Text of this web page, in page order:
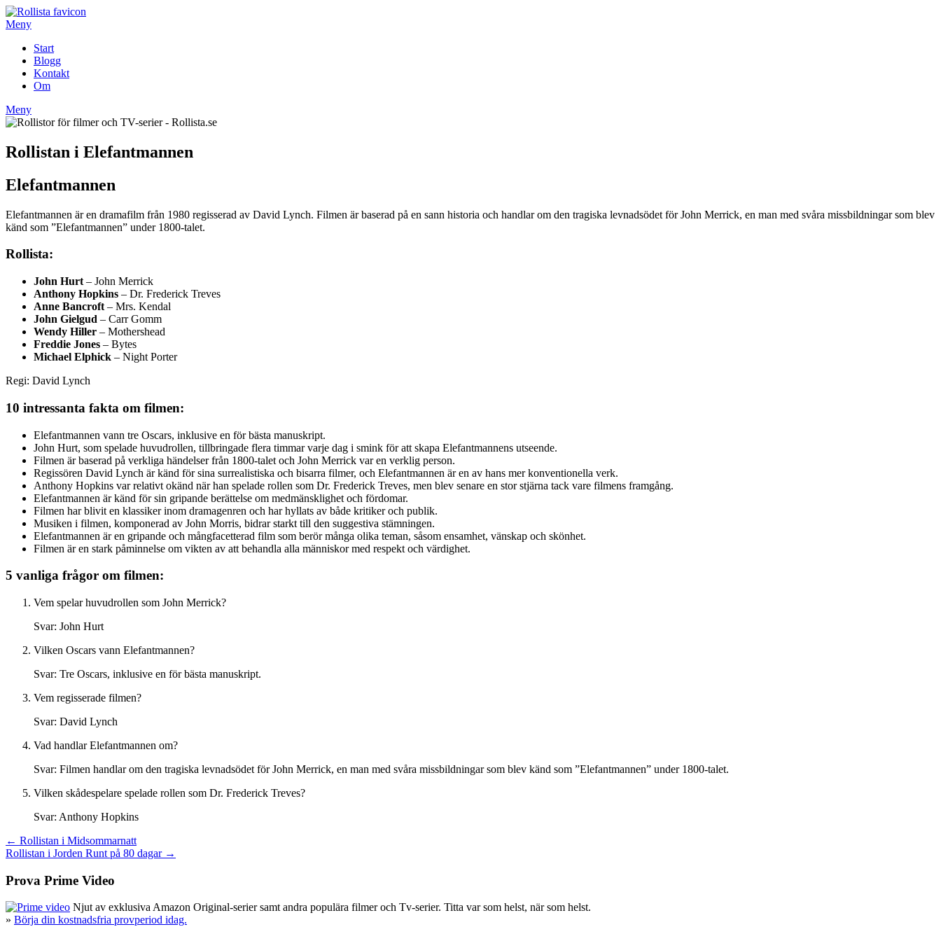
Hoppa
till
Meny
Start
Blogg
Kontakt
Om
Meny
Rollistan i Elefantmannen
Elefantmannen
Elefantmannen är en dramafilm från 1980 regisserad av David Lynch. Filmen är baserad på en sann historia och handlar om den tragiska levnadsödet för John Merrick, en man med svåra missbildningar som blev
känd som ”Elefantmannen” under 1800-talet.
Rollista:
John Hurt – John Merrick
Anthony Hopkins – Dr. Frederick Treves
Anne Bancroft – Mrs. Kendal
John Gielgud – Carr Gomm
Wendy Hiller – Mothershead
Freddie Jones – Bytes
Michael Elphick – Night Porter
Regi: David Lynch
10 intressanta fakta om filmen:
Elefantmannen vann tre Oscars, inklusive en för bästa manuskript.
John Hurt, som spelade huvudrollen, tillbringade flera timmar varje dag i smink för att skapa Elefantmannens utseende.
Filmen är baserad på verkliga händelser från 1800-talet och John Merrick var en verklig person.
Regissören David Lynch är känd för sina surrealistiska och bisarra filmer, och Elefantmannen är en av hans mer konventionella verk.
Anthony Hopkins var relativt okänd när han spelade rollen som Dr. Frederick Treves, men blev senare en stor stjärna tack vare filmens framgång.
Elefantmannen är känd för sin gripande berättelse om medmänsklighet och fördomar.
Filmen har blivit en klassiker inom dramagenren och har hyllats av både kritiker och publik.
Musiken i filmen, komponerad av John Morris, bidrar starkt till den suggestiva stämningen.
Elefantmannen är en gripande och mångfacetterad film som berör många olika teman, såsom ensamhet, vänskap och skönhet.
Filmen är en stark påminnelse om vikten av att behandla alla människor med respekt och värdighet.
5 vanliga frågor om filmen:
Vem spelar huvudrollen som John Merrick?
Svar: John Hurt
Vilken Oscars vann Elefantmannen?
Svar: Tre Oscars, inklusive en för bästa manuskript.
Vem regisserade filmen?
Svar: David Lynch
Vad handlar Elefantmannen om?
Svar: Filmen handlar om den tragiska levnadsödet för John Merrick, en man med svåra missbildningar som blev känd som ”Elefantmannen” under 1800-talet.
Vilken skådespelare spelade rollen som Dr. Frederick Treves?
Svar: Anthony Hopkins
Inläggsnavigering
← Rollistan i Midsommarnatt
Rollistan i Jorden Runt på 80 dagar →
Prova Prime Video
Njut av exklusiva Amazon Original-serier samt andra populära filmer och Tv-serier. Titta var som helst, när som helst.
» Börja din kostnadsfria provperiod idag.